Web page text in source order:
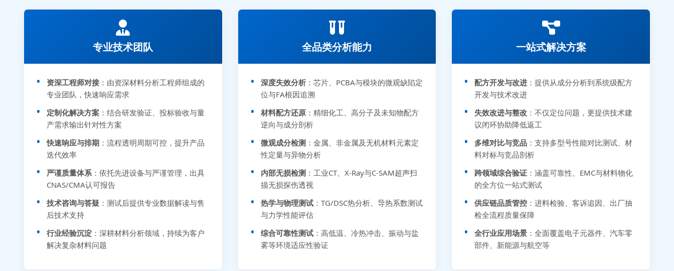
专业技术团队
资深工程师对接 ：由资深材料分析工程师组成的
专业团队，快速响应需求
定制化解决方案 ：结合研发验证、投标验收与量
产需求输出针对性方案
快速响应与排期 ：流程透明周期可控，提升产品
迭代效率
严谨质量体系：依托先进设备与严谨管理，出具
CNAS/CMA认可报告
技术咨询与答疑 ：测试后提供专业数据解读与售
后技术支持
行业经验沉淀 ：深耕材料分析领域，持续为客户
解决复杂材料问题
全品类分析能力
深度失效分析：芯片、PCBA与模块的微观缺陷定
位与FA根因追溯
材料配方还原：精细化工、高分子及未知物配方
逆向与成分剖析
微观成分检测 ：金属、非金属及无机材料元素定
性定量与异物分析
内部无损检测 ：工业CT、X-Ray与C-SAM超声扫
描无损探伤透视
热学与物理测试：TG/DSC热分析、导热系数测试
与力学性能评估
综合可靠性测试：高低温、冷热冲击、振动与盐
雾等环境适应性验证
一站式解决方案
配方开发与改进 ：提供从成分分析到系统级配方
开发与技术改进
失效改进与整改 ：不仅定位问题，更提供技术建
议闭环协助降低返工
多维对比与竞品 ：支持多型号性能对比测试、材
料对标与竞品剖析
跨领域综合验证 ：涵盖可靠性、EMC与材料物化
的全方位一站式测试
供应链品质管控 ：进料检验、客诉追因、出厂抽
检全流程质量保障
全行业应用场景 ：全面覆盖电子元器件、汽车零
部件、新能源与航空等
张先生 138****5889 刚刚提交EMC报价需求